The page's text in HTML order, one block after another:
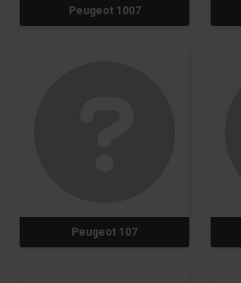
Peugeot 1007
Peugeot 107